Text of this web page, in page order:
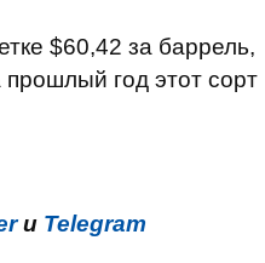
$60,42 за баррель,
год этот сорт
и Telegram